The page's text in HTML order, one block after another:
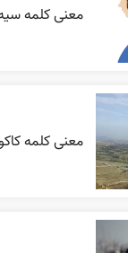
معنی کلمه
معنی کلمه